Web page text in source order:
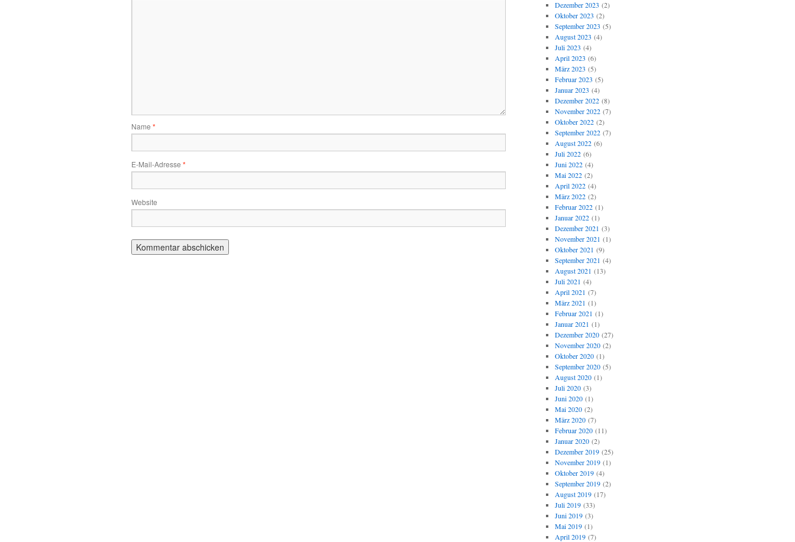
Name *
E-Mail-Adresse *
Website
Dezember 2023 (2)
Oktober 2023 (2)
September 2023 (5)
August 2023 (4)
Juli 2023 (4)
April 2023 (6)
März 2023 (5)
Februar 2023 (5)
Januar 2023 (4)
Dezember 2022(8)
November 2022(7)
Oktober 2022(2)
September 2022(7)
August 2022(6)
Juli 2022(6)
Juni 2022(4)
Mai 2022(2)
April 2022(4)
März 2022(2)
Februar 2022(1)
Januar 2022(1)
Dezember 2021 (3)
November 2021 (1)
Oktober 2021 (9)
September 2021 (4)
August 2021 (13)
Juli 2021 (4)
April 2021 (7)
März 2021 (1)
Februar 2021 (1)
Januar 2021 (1)
Dezember 2020(27)
November 2020(2)
Oktober 2020(1)
September 2020(5)
August 2020(1)
Juli 2020(3)
Juni 2020(1)
Mai 2020(2)
März 2020(7)
Februar 2020(11)
Januar 2020(2)
Dezember 2019(25)
November 2019(1)
Oktober 2019(4)
September 2019(2)
August 2019(17)
Juli 2019(33)
Juni 2019(3)
Mai 2019(1)
April 2019(7)